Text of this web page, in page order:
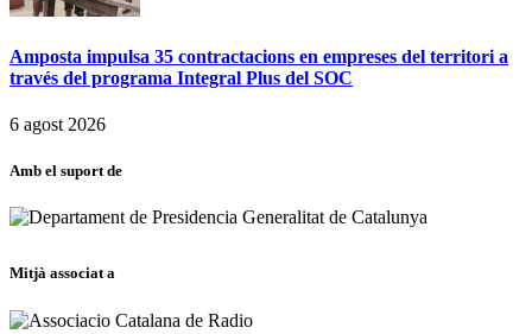
Amposta impulsa 35 contractacions en empreses del territori a
través del programa Integral Plus del SOC
6 agost 2026
Amb el suport de
Mitjà associat a